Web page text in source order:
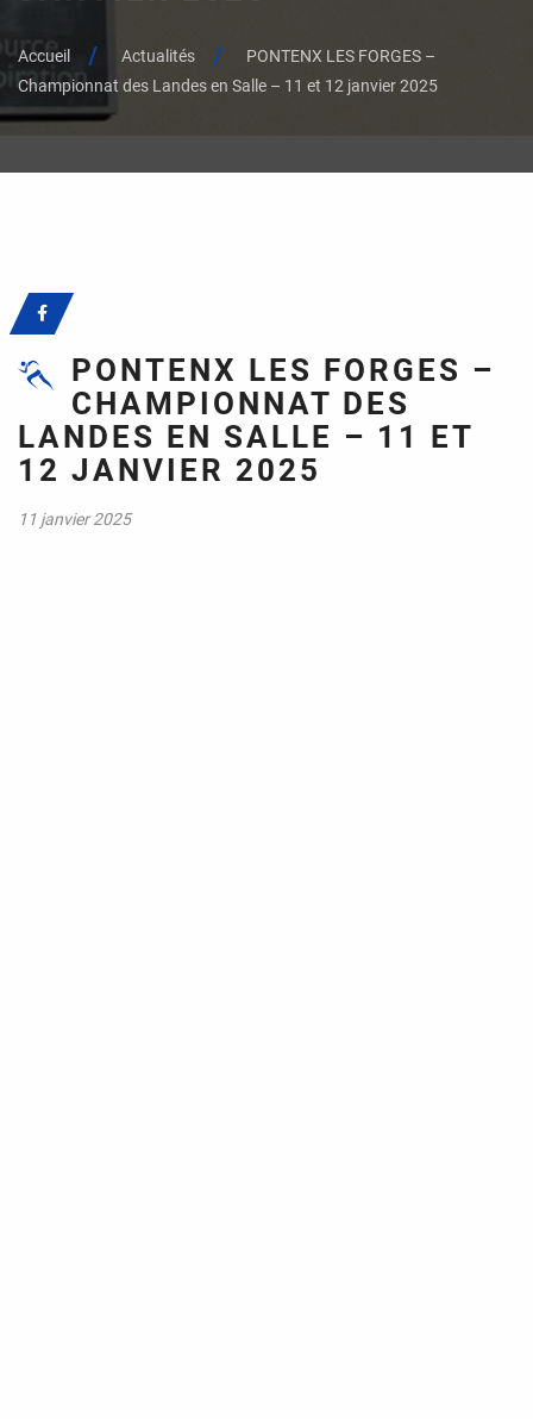
Accueil Actualités
PONTENX LES FORGES –
Championnat des Landes en Salle – 11 et 12 janvier 2025
PONTENX LES FORGES –
CHAMPIONNAT DES
LANDES EN SALLE – 11 ET
12 JANVIER 2025
11 janvier 2025